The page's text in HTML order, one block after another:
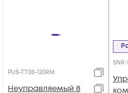
PUS-TT08-120RM
Неуправляемый 8
SNR-